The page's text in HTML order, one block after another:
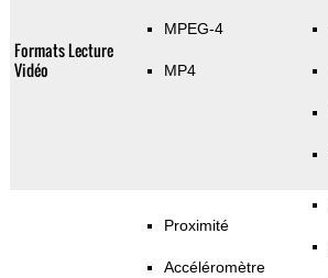
Formats Lecture
Vidéo
MPEG-4
MP4
Proximité
Accéléromètre